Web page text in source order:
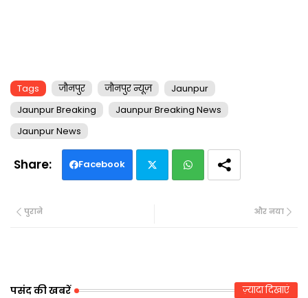
Tags जौनपुर जौनपुर न्यूज़
Jaunpur
Jaunpur Breaking
Jaunpur Breaking News
Jaunpur News
Facebook
और नया
पुराने
पसंद की खबरें ज़्यादा दिखाएं